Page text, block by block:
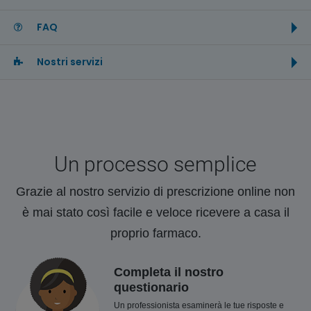
FAQ
Nostri servizi
Un processo semplice
Grazie al nostro servizio di prescrizione online non
è mai stato così facile e veloce ricevere a casa il
proprio farmaco.
Completa il nostro
questionario
Un professionista esaminerà le tue risposte e